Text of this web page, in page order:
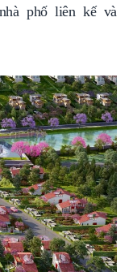
phố liên kế và